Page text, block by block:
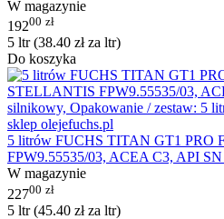
W magazynie
19200 zł
5 ltr (38.40 złza ltr)
Do koszyka
5 litrów FUCHS TITAN GT1 PRO
FPW9.55535/03, ACEA C3, API
W magazynie
22700 zł
5 ltr (45.40 złza ltr)